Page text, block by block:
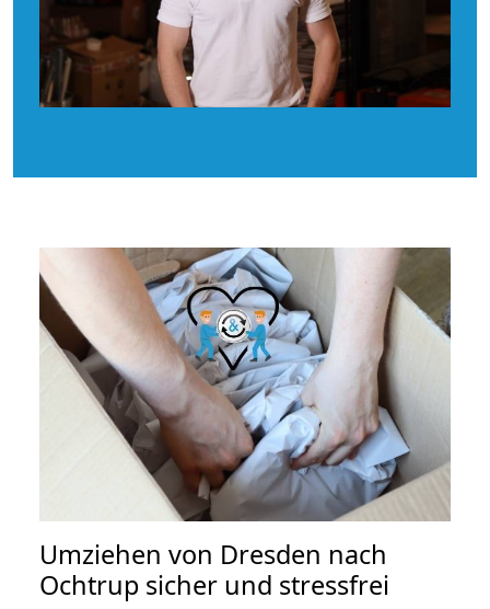
Umziehen von Dresden nach
Ochtrup sicher und stressfrei